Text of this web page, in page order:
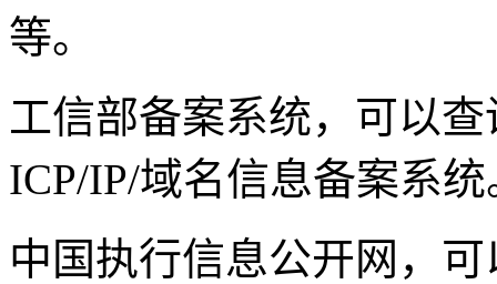
等。
工信部备案系统，可以
ICP/IP/域名信息备案系统
中国执行信息公开网，